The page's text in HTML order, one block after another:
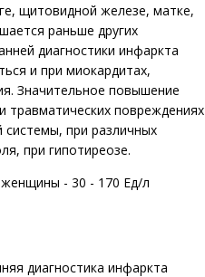
щитовидной железе, матке,
раньше других
диагностики инфаркта
и при миокардитах,
Значительное повышение
повреждениях
при различных
при гипотиреозе.
- 30 - 170 Ед/л
диагностика инфаркта